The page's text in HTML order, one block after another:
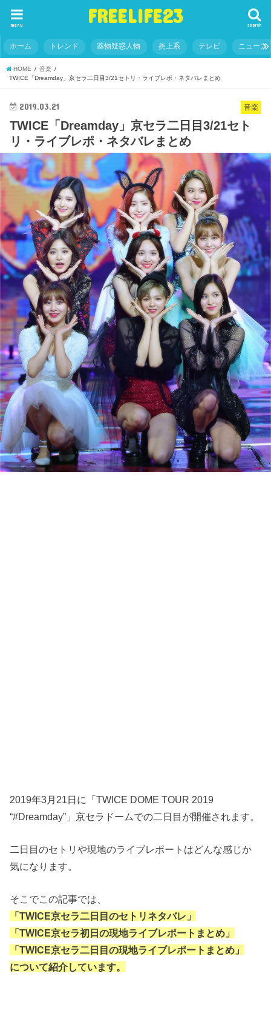
FREELIFE23 search
menu
ホーム トレンド 薬物疑惑人物 炎上系 テレビ ニュース
HOME
音楽
TWICE「Dreamday」京セラ二日目3/21セトリ・ライブレポ・ネタバレまとめ
音楽
2019.03.21
TWICE「Dreamday」京セラ二日目3/21セト
リ・ライブレポ・ネタバレまとめ
2019年3月21日に「TWICE DOME TOUR 2019
“#Dreamday”」京セラドームでの二日目が開催されます。
二日目のセトリや現地のライブレポートはどんな感じか
気になります。
そこでこの記事では、
「TWICE京セラ二日目のセトリネタバレ」
「TWICE京セラ初日の現地ライブレポートまとめ」
「TWICE京セラ二日目の現地ライブレポートまとめ」
について紹介しています。